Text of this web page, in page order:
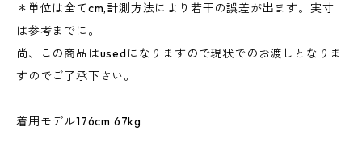
＊単位は全てcm,計測方法により若干の誤差が出ます。実寸
は参考までに。
尚、この商品はusedになりますので現状でのお渡しとなりま
すのでご了承下さい。
着用モデル176cm 67kg